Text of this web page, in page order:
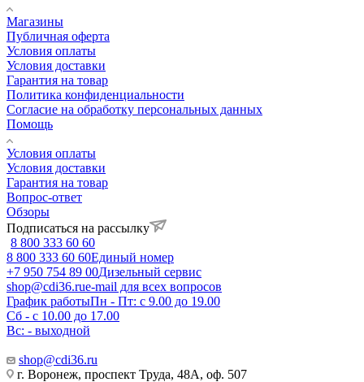
Магазины
Публичная оферта
Условия оплаты
Условия доставки
Гарантия на товар
Политика конфиденциальности
Согласие на обработку персональных данных
Помощь
Условия оплаты
Условия доставки
Гарантия на товар
Вопрос-ответ
Обзоры
Подписаться на рассылку
8 800 333 60 60
8 800 333 60 60Единый номер
+7 950 754 89 00Дизельный сервис
shop@cdi36.rue-mail для всех вопросов
График работыПн - Пт: с 9.00 до 19.00
Сб - с 10.00 до 17.00
Вс: - выходной
shop@cdi36.ru
г. Воронеж, проспект Труда, 48А, оф. 507